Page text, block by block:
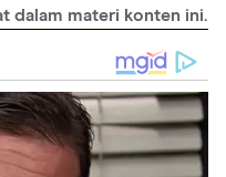
HealthCondition/condition/8
produk_hukum/PMK_No__28
23/19/11281
age-by-age-growth-chart-
dalam materi konten ini.